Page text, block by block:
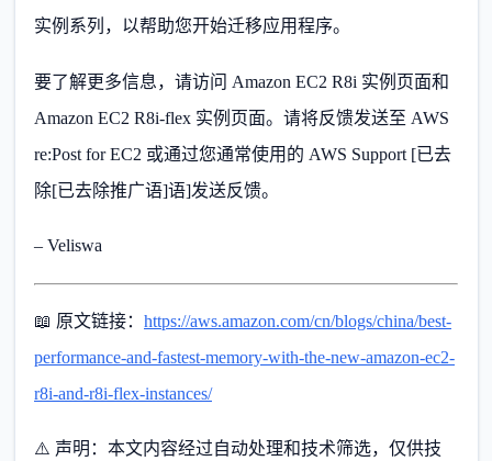
实例系列，以帮助您开始迁移应用程序。
要了解更多信息，请访问 Amazon EC2 R8i 实例页面和
Amazon EC2 R8i-flex 实例页面。请将反馈发送至 AWS
re:Post for EC2 或通过您通常使用的 AWS Support [已去
除[已去除推广语]语]发送反馈。
– Veliswa
📖 原文链接： https://aws.amazon.com/cn/blogs/china/best-
performance-and-fastest-memory-with-the-new-amazon-ec2-
r8i-and-r8i-flex-instances/
⚠️ 声明：本文内容经过自动处理和技术筛选，仅供技